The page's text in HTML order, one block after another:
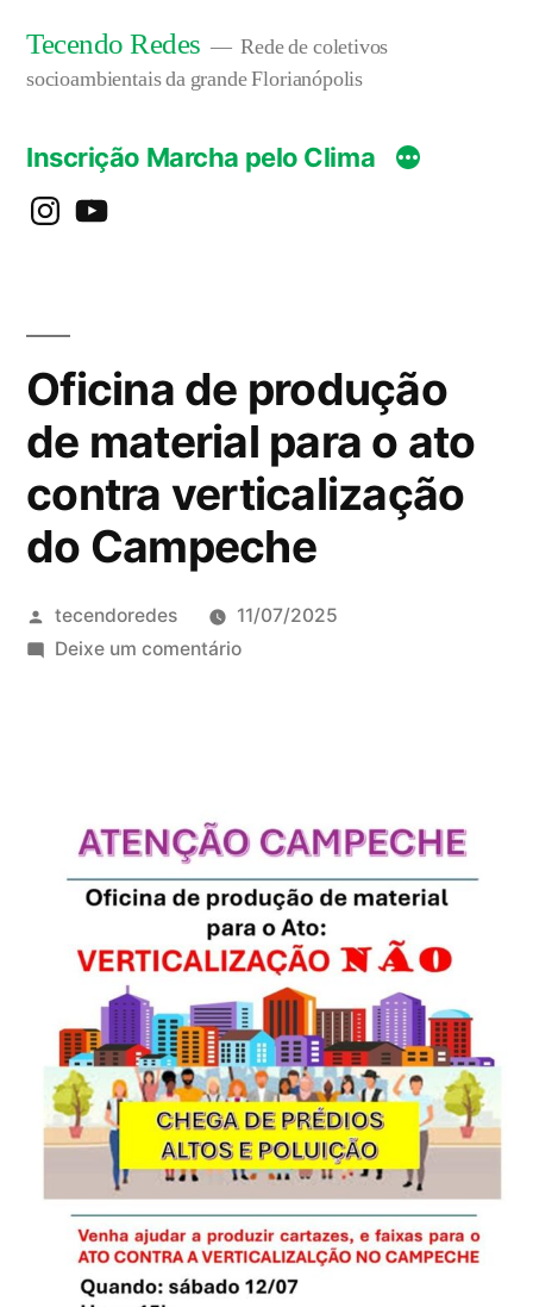
para
conteúdo
Tecendo Redes
Rede de coletivos
socioambientais da grande Florianópolis
Inscrição Marcha pelo Clima
instagramYouTube
Oficina de produção
de material para o ato
contra verticalização
do Campeche
Publicado
por
tecendoredes
11/07/2025
Deixe um comentárioem
para
o
contra
verticalização
do
Campeche